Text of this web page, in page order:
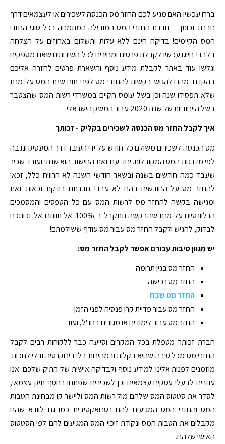
בררו עכשיו האם מגיע לכם החזר מס הכנסה לשכירים או לעצמאים דרך
חברת זכותך – חברת החזרי המס המובילה המתמחה בכל סוגי החזרי
המס הקיימים! בדיקה חינם ללא עלות ותשלום באחוזים על הצלחה
בלבד! חייגו עכשיו לקבלת פרטים ומחירים לכל השירותים שאנו מספקים
וגלשו עוד באתר לקבלת מידע נוסף והשארת פרטים לחזרה אליכם
בהקדם. מהרו להגיש בקשות להחזרי מס לפני תום שנת המס על מנת
שלא תפסידו שנה וכן בשל עומס הקיים במשרדי רשות המס שהצטבר
בשל הייחודיות של שנת 2020 עבור המשק הישראלי.
איך לקבל החזר מס הכנסה לשכירים בקליק - זכותך
מס הכנסה לשכירים משולם כל חודש על ידי העובד דרך המעסיק ונגבה
לפי מדרגות המס המקובלות. יחד עם זאת החישוב הוא שנתי ועובד שכיר
שעבד כמה חודשים בשנה ובשאר חודשי השנה לא הרוויח כלל, זכאי
להחזר מס על החודשים בהם לא עבד! חברתנו בודקת זכאות זאת
ומגישה בקשה להחזר מס לרשות המס עם כל הטפסים והמסמכים
הרלוונטיים על מנת שהבקשה תתקבל ב-100%. אל תוותרו אל זכותכם
לבדוק, להגיש ולקבל החזר מס עבור מס עודף ששילמתם!
יש מגוון סיבות עבורם אפשר לקבל החזר מס:
החזר מס בגין תרומה
החזר מס רכישה
החזר מס שבח
החזר מס עבור פדיית קרן פנסיה לפני הזמן
החזר מס עבור לימודים או מגורים בחו"ל, ועוד
חברת זכותך מטפלת בכל המקרים וסייעה כבר ללקוחות רבים לקבל
החזרי מס מכל סיבה שהיא בקלות ובמהירות בלי בירוקרטיה ובלי לחכות.
מוזמנים לפנות אלינו למידע נוסף ולבדיקה אישית של התיק שלכם. אנו
עוזרים לבעלי עסקים עצמאים וכן לשכירים שפתחו בנוסף תיק עצמאי,
לסדר את סטטוס המס שלהם מול רשות המס וליישר קו מבחינת הטבות
המס והחזרי המס המגיעים להם רטרואקטיבית כמו גם לוודא שהם
מקבלים את הטבות המס ונקודת זיכוי המס המגיעים להם לפי הסטטוס
האישי שלהם.